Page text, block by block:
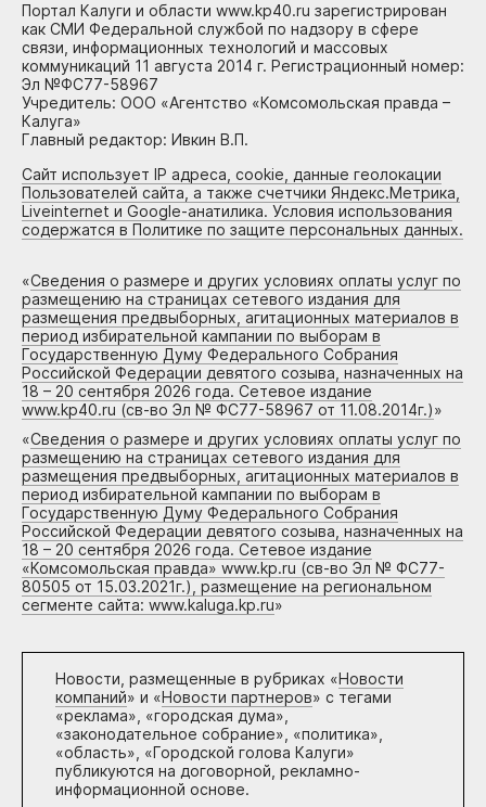
Портал Калуги и области www.kp40.ru зарегистрирован
как СМИ Федеральной службой по надзору в сфере
связи, информационных технологий и массовых
коммуникаций 11 августа 2014 г. Регистрационный номер:
Эл №ФС77-58967
Учредитель: ООО «Агентство «Комсомольская правда –
Калуга»
Главный редактор: Ивкин В.П.
Сайт использует IP адреса, cookie, данные геолокации
Пользователей сайта, а также счетчики Яндекс.Метрика,
Liveinternet и Google-анатилика. Условия использования
содержатся в Политике по защите персональных данных.
«Сведения о размере и других условиях оплаты услуг по
размещению на страницах сетевого издания для
размещения предвыборных, агитационных материалов в
период избирательной кампании по выборам в
Государственную Думу Федерального Собрания
Российской Федерации девятого созыва, назначенных на
18 – 20 сентября 2026 года. Сетевое издание
www.kp40.ru (св-во Эл № ФС77-58967 от 11.08.2014г.)»
«Сведения о размере и других условиях оплаты услуг по
размещению на страницах сетевого издания для
размещения предвыборных, агитационных материалов в
период избирательной кампании по выборам в
Государственную Думу Федерального Собрания
Российской Федерации девятого созыва, назначенных на
18 – 20 сентября 2026 года. Сетевое издание
«Комсомольская правда» www.kp.ru (св-во Эл № ФС77-
80505 от 15.03.2021г.), размещение на региональном
сегменте сайта: www.kaluga.kp.ru»
Новости, размещенные в рубриках «Новости
компаний» и «Новости партнеров» с тегами
«реклама», «городская дума»,
«законодательное собрание», «политика»,
«область», «Городской голова Калуги»
публикуются на договорной, рекламно-
информационной основе.